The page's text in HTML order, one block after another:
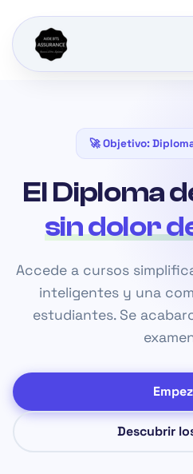
🚀 Objetivo:
El Diploma
sin dolor
Accede a cursos
inteligentes y una
estudiantes. Se
Descubrir